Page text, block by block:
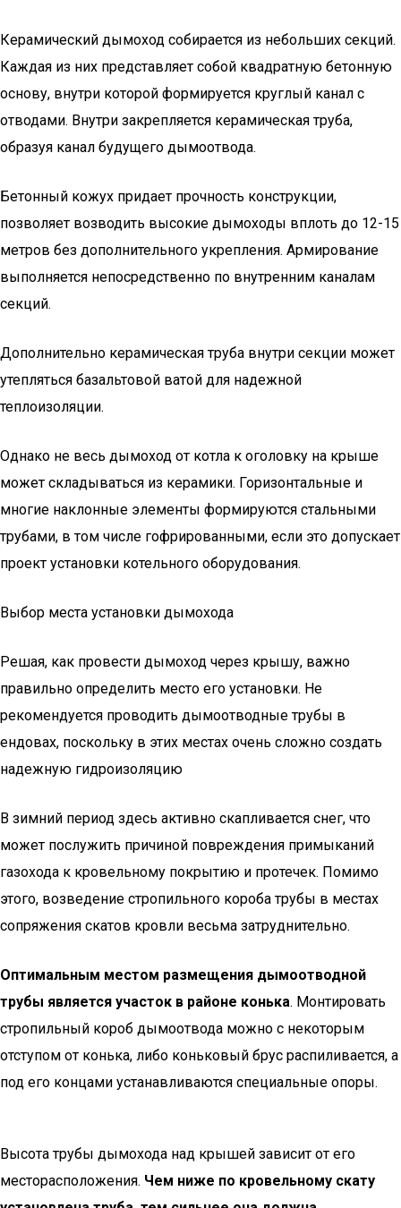
Керамический дымоход собирается из небольших секций.
Каждая из них представляет собой квадратную бетонную
основу, внутри которой формируется круглый канал с
отводами. Внутри закрепляется керамическая труба,
образуя канал будущего дымоотвода.
Бетонный кожух придает прочность конструкции,
позволяет возводить высокие дымоходы вплоть до 12-15
метров без дополнительного укрепления. Армирование
выполняется непосредственно по внутренним каналам
секций.
Дополнительно керамическая труба внутри секции может
утепляться базальтовой ватой для надежной
теплоизоляции.
Однако не весь дымоход от котла к оголовку на крыше
может складываться из керамики. Горизонтальные и
многие наклонные элементы формируются стальными
трубами, в том числе гофрированными, если это допускает
проект установки котельного оборудования.
Выбор места установки дымохода
Решая, как провести дымоход через крышу, важно
правильно определить место его установки. Не
рекомендуется проводить дымоотводные трубы в
ендовах, поскольку в этих местах очень сложно создать
надежную гидроизоляцию
В зимний период здесь активно скапливается снег, что
может послужить причиной повреждения примыканий
газохода к кровельному покрытию и протечек. Помимо
этого, возведение стропильного короба трубы в местах
сопряжения скатов кровли весьма затруднительно.
Оптимальным местом размещения дымоотводной
трубы является участок в районе конька. Монтировать
стропильный короб дымоотвода можно с некоторым
отступом от конька, либо коньковый брус распиливается, а
под его концами устанавливаются специальные опоры.
Высота трубы дымохода над крышей зависит от его
месторасположения. Чем ниже по кровельному скату